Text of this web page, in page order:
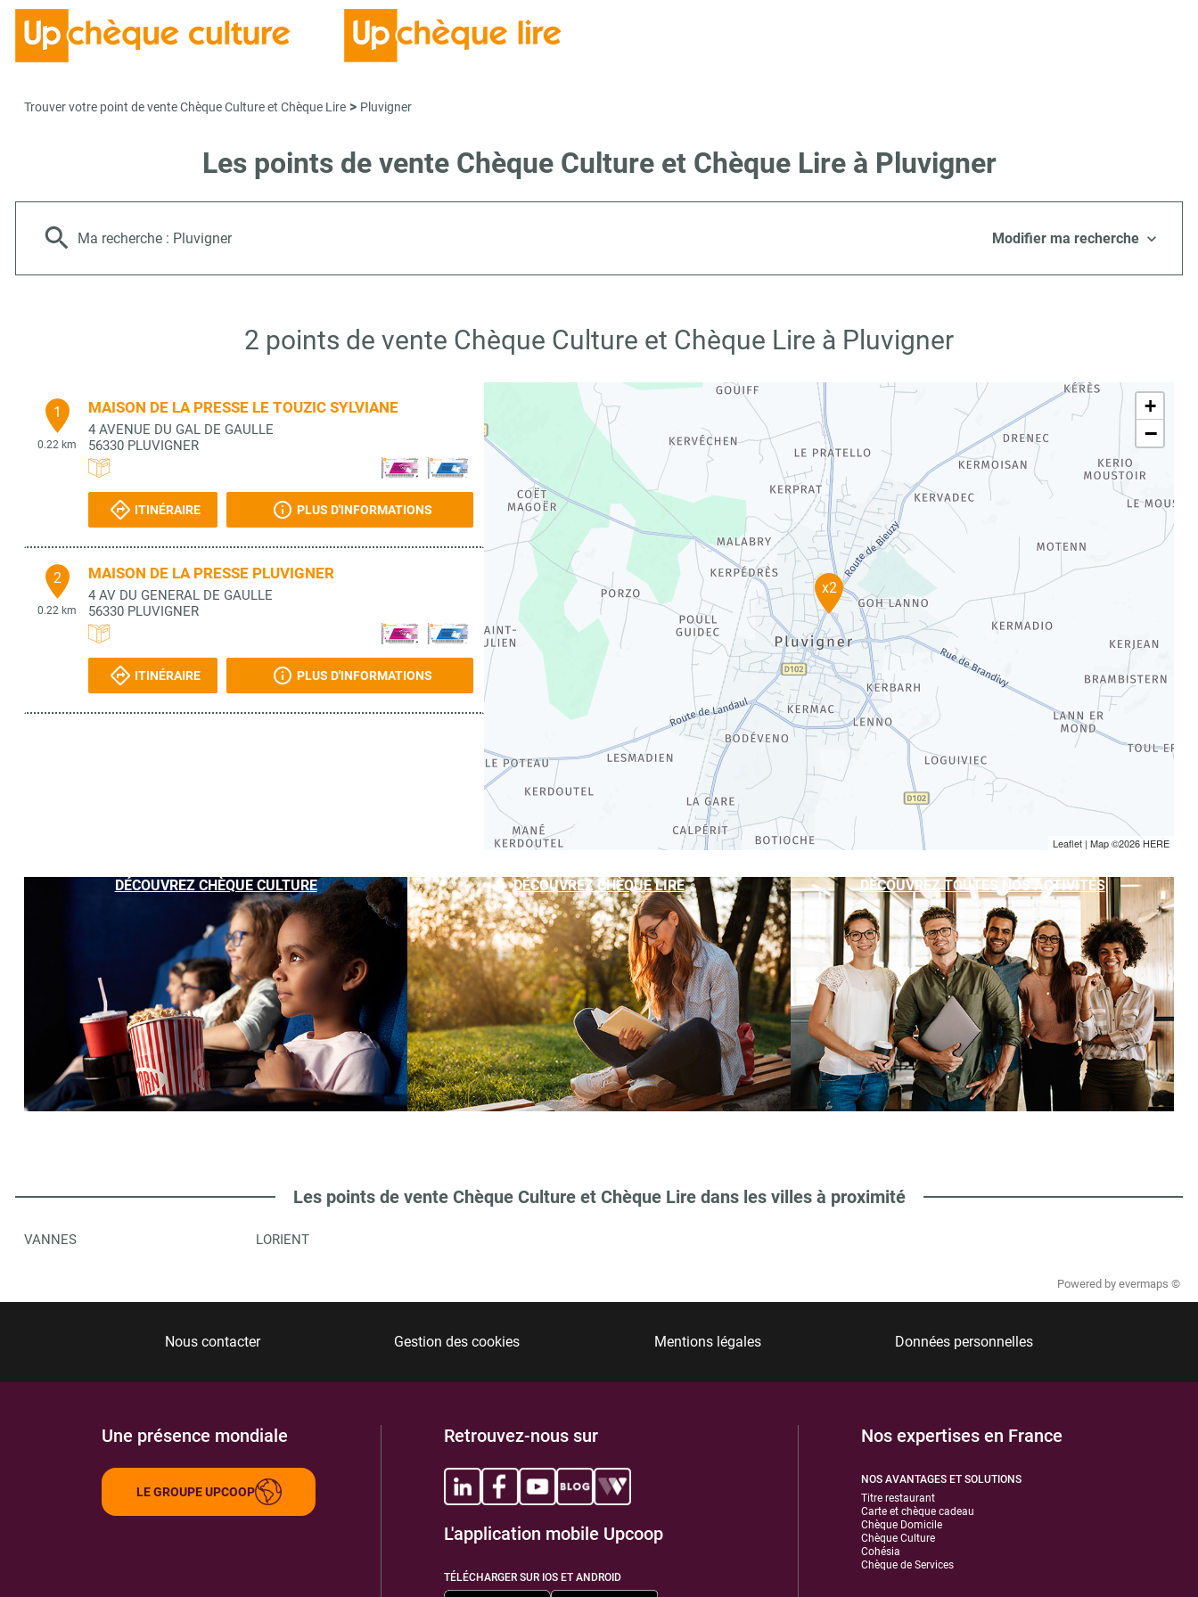
Trouver votre point de vente Chèque Culture et Chèque Lire > Pluvigner
Les points de vente Chèque Culture et Chèque Lire à Pluvigner
Ma recherche : Pluvigner Modifier ma recherche
2 points de vente Chèque Culture et Chèque Lire à Pluvigner
1
0.22 km
MAISON DE LA PRESSE LE TOUZIC SYLVIANE
4 AVENUE DU GAL DE GAULLE
56330 PLUVIGNER
ITINÉRAIRE PLUS D'INFORMATIONS
2
0.22 km
MAISON DE LA PRESSE PLUVIGNER
4 AV DU GENERAL DE GAULLE
56330 PLUVIGNER
ITINÉRAIRE PLUS D'INFORMATIONS
x2
+
−
Leaflet | Map ©2026 HERE
DÉCOUVREZ CHÈQUE CULTURE DÉCOUVREZ CHÈQUE LIRE DÉCOUVREZ TOUTES NOS ACTIVITÉS
Les points de vente Chèque Culture et Chèque Lire dans les villes à proximité
VANNES LORIENT
Powered by evermaps ©
Nous contacter Gestion des cookies Mentions légales Données personnelles
Une présence mondiale
LE GROUPE UPCOOP
Retrouvez-nous sur
L'application mobile Upcoop
TÉLÉCHARGER SUR IOS ET ANDROID
Nos expertises en France
NOS AVANTAGES ET SOLUTIONS
Titre restaurant
Carte et chèque cadeau
Chèque Domicile
Chèque Culture
Cohésia
Chèque de Services